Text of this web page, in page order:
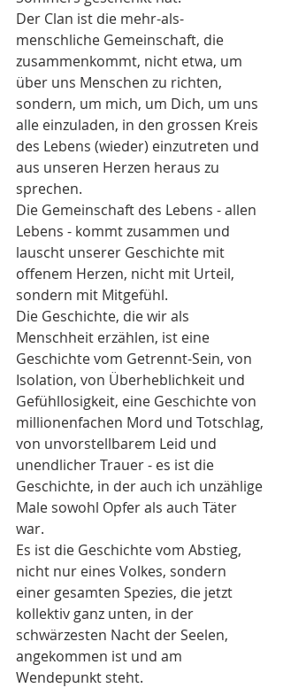
Der Clan ist die mehr-als-
menschliche Gemeinschaft, die
zusammenkommt, nicht etwa, um
über uns Menschen zu richten,
sondern, um mich, um Dich, um uns
alle einzuladen, in den grossen Kreis
des Lebens (wieder) einzutreten und
aus unseren Herzen heraus zu
sprechen.
Die Gemeinschaft des Lebens - allen
Lebens - kommt zusammen und
lauscht unserer Geschichte mit
offenem Herzen, nicht mit Urteil,
sondern mit Mitgefühl.
Die Geschichte, die wir als
Menschheit erzählen, ist eine
Geschichte vom Getrennt-Sein, von
Isolation, von Überheblichkeit und
Gefühllosigkeit, eine Geschichte von
millionenfachen Mord und Totschlag,
von unvorstellbarem Leid und
unendlicher Trauer - es ist die
Geschichte, in der auch ich unzählige
Male sowohl Opfer als auch Täter
war.
Es ist die Geschichte vom Abstieg,
nicht nur eines Volkes, sondern
einer gesamten Spezies, die jetzt
kollektiv ganz unten, in der
schwärzesten Nacht der Seelen,
angekommen ist und am
Wendepunkt steht.